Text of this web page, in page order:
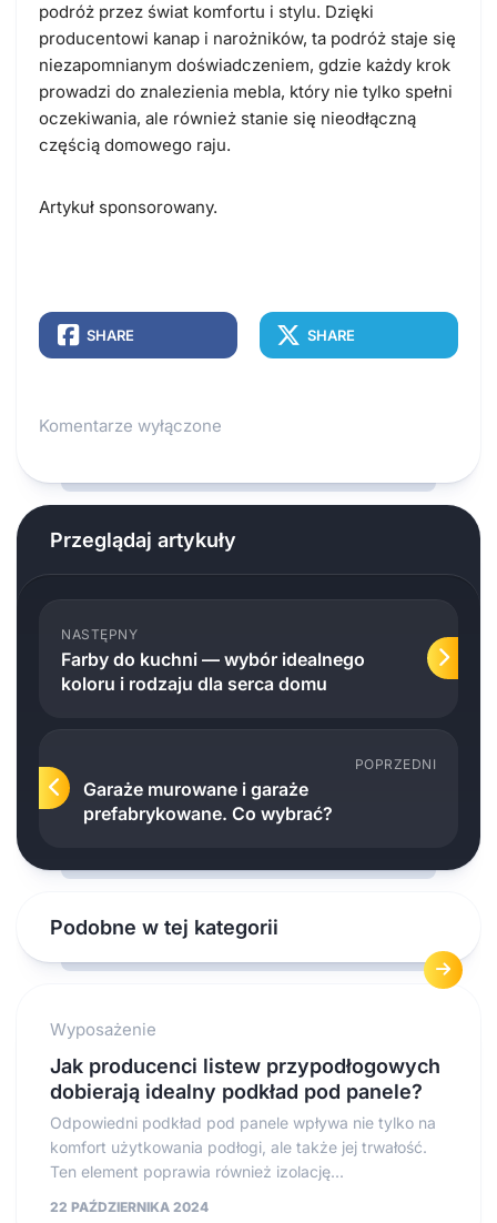
podróż przez świat komfortu i stylu. Dzięki
producentowi kanap i narożników, ta podróż staje się
niezapomnianym doświadczeniem, gdzie każdy krok
prowadzi do znalezienia mebla, który nie tylko spełni
oczekiwania, ale również stanie się nieodłączną
częścią domowego raju.
Artykuł sponsorowany.
SHARE SHARE
Komentarze wyłączone
Przeglądaj artykuły
NASTĘPNY
Farby do kuchni — wybór idealnego
koloru i rodzaju dla serca domu
POPRZEDNI
Garaże murowane i garaże
prefabrykowane. Co wybrać?
Podobne w tej kategorii
Wyposażenie
Jak producenci listew przypodłogowych
dobierają idealny podkład pod panele?
Odpowiedni podkład pod panele wpływa nie tylko na
komfort użytkowania podłogi, ale także jej trwałość.
Ten element poprawia również izolację...
22 PAŹDZIERNIKA 2024